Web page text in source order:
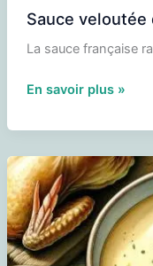
Sauce veloutée
La sauce française
Sauce
de
poisson
En savoir plus »